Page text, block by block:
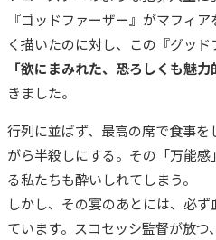
『ゴッドファーザー』がマフィ
く描いたのに対し、この『グッ
「欲にまみれた、恐ろしくも魅力
きました。
行列に並ばず、最高の席で食事
がら半殺しにする。その「万能
る私たちも酔いしれてしまう。
しかし、その宴のあとには、必
ています。スコセッシ監督が放